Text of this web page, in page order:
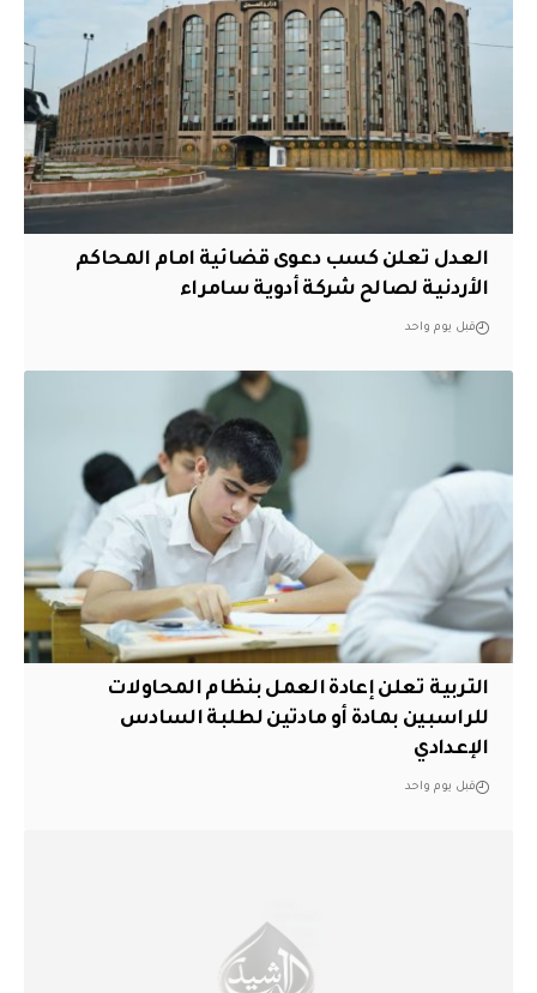
العدل تعلن كسب دعوى قضائية امام المحاكم
الأردنية لصالح شركة أدوية سامراء
قبل يوم واحد
التربية تعلن إعادة العمل بنظام المحاولات
للراسبين بمادة أو مادتين لطلبة السادس
الإعدادي
قبل يوم واحد